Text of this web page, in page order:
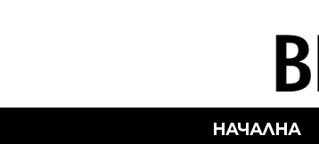
НАЧАЛНА